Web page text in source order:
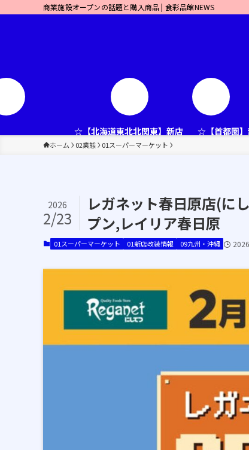
商業施設オープンの話題と購入商品 | 食彩品館NEWS
☆【北海道東北北関東】新店 ☆【首都圏
ホーム 02業態 01スーパーマーケット
レガネット春日原店(に
プン,レイリア春日原
2026
2/23
01スーパーマーケット 01新店改装情報 09九州・沖縄